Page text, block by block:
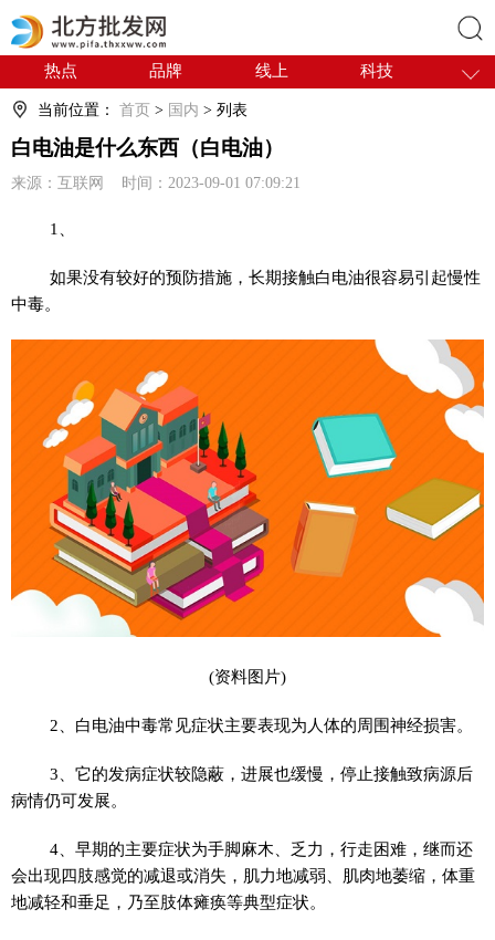
搜索
热点 品牌 线上
科技
干货
电商
会展
国内
当前位置： 首页 > 国内 > 列表
白电油是什么东西（白电油）
来源：互联网 时间：2023-09-01 07:09:21
1、
如果没有较好的预防措施，长期接触白电油很容易引起慢性
中毒。
(资料图片)
2、白电油中毒常见症状主要表现为人体的周围神经损害。
3、它的发病症状较隐蔽，进展也缓慢，停止接触致病源后
病情仍可发展。
4、早期的主要症状为手脚麻木、乏力，行走困难，继而还
会出现四肢感觉的减退或消失，肌力地减弱、肌肉地萎缩，体重
地减轻和垂足，乃至肢体瘫痪等典型症状。